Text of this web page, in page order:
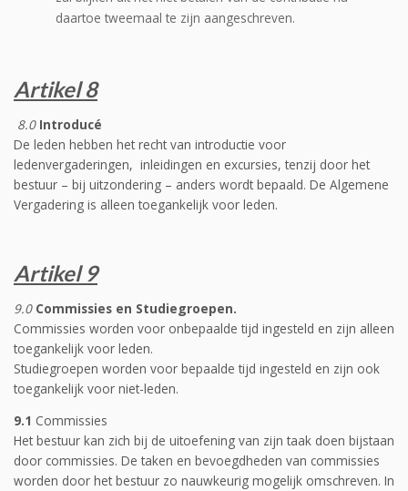
daartoe tweemaal te zijn aangeschreven.
Artikel 8
8.0 Introducé
De leden hebben het recht van introductie voor
ledenvergaderingen, inleidingen en excursies, tenzij door het
bestuur – bij uitzondering – anders wordt bepaald. De Algemene
Vergadering is alleen toegankelijk voor leden.
Artikel 9
9.0 Commissies en Studiegroepen.
Commissies worden voor onbepaalde tijd ingesteld en zijn alleen
toegankelijk voor leden.
Studiegroepen worden voor bepaalde tijd ingesteld en zijn ook
toegankelijk voor niet-leden.
9.1 Commissies
Het bestuur kan zich bij de uitoefening van zijn taak doen bijstaan
door commissies. De taken en bevoegdheden van commissies
worden door het bestuur zo nauwkeurig mogelijk omschreven. In